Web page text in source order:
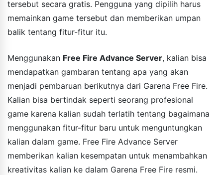
tersebut secara gratis. Pengguna yang dipilih harus
memainkan game tersebut dan memberikan umpan
balik tentang fitur-fitur itu.
Menggunakan Free Fire Advance Server, kalian bisa
mendapatkan gambaran tentang apa yang akan
menjadi pembaruan berikutnya dari Garena Free Fire.
Kalian bisa bertindak seperti seorang profesional
game karena kalian sudah terlatih tentang bagaimana
menggunakan fitur-fitur baru untuk menguntungkan
kalian dalam game. Free Fire Advance Server
memberikan kalian kesempatan untuk menambahkan
kreativitas kalian ke dalam Garena Free Fire resmi.